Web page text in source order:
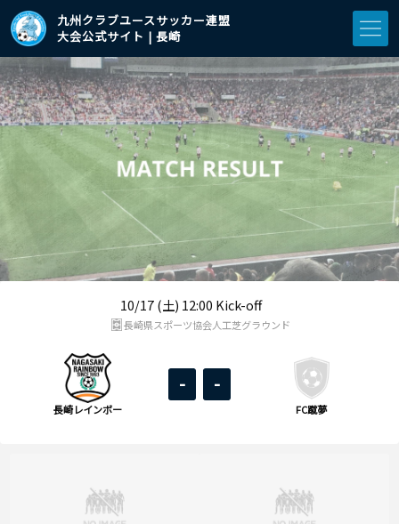
九州クラブユースサッカー連盟
大会公式サイト | 長崎
10/17 (土) 12:00 Kick-off
長崎レインボー
- -
FC蹴夢
長崎県スポーツ協会人工芝グラウンド